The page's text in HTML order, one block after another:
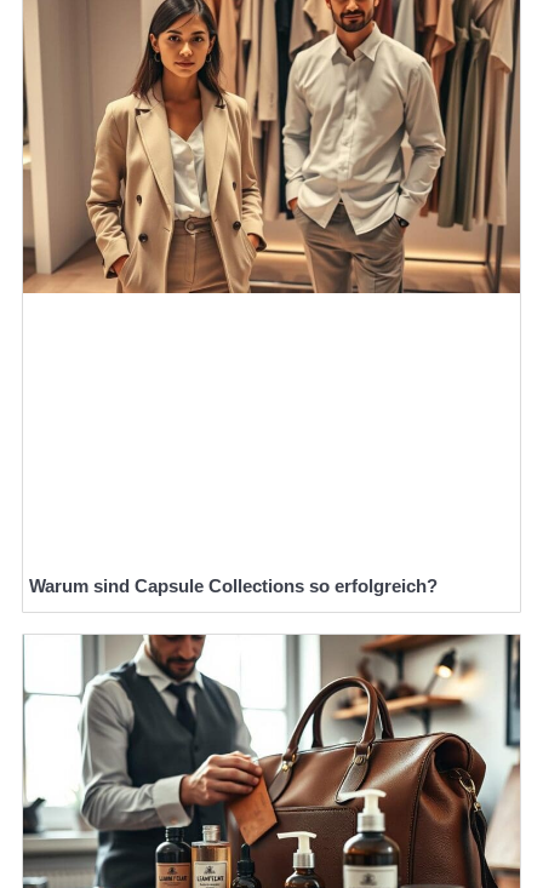
Warum sind Capsule Collections so erfolgreich?